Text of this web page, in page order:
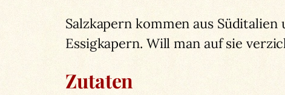
Salzkapern kommen aus
Essigkapern. Will man auf sie
Zutaten